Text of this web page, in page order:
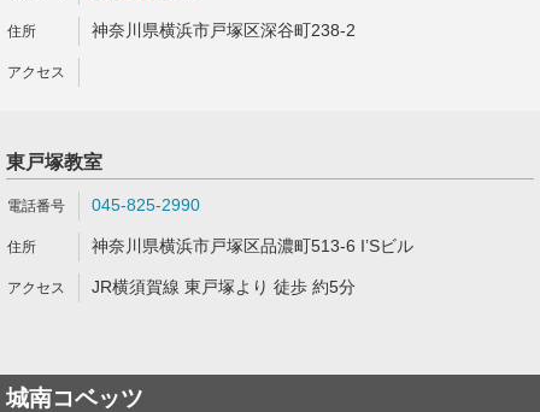
神奈川県横浜市戸塚区深谷町238-2
東戸塚教室
045-825-2990
神奈川県横浜市戸塚区品濃町513-6 I’Sビル
JR横須賀線 東戸塚より 徒歩 約5分
城南コベッツ